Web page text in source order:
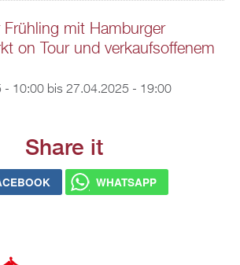
Frühling mit Hamburger
on Tour und verkaufsoffenem
- 10:00bis 27.04.2025 - 19:00
Share it
WHATSAPP